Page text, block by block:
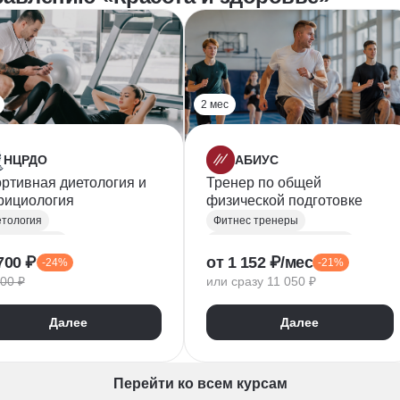
НЦРДО
диетология и
питание
₽ -24%
₽
Далее
2 мес
АБИУС
Тренер по общей
физической подготовке
Фитнес тренеры
Анатомия
Биомеханика
Физкультура и спорт
от 1 152 ₽/мес -21%
или сразу 11 050 ₽
Далее
Перейти ко всем курсам